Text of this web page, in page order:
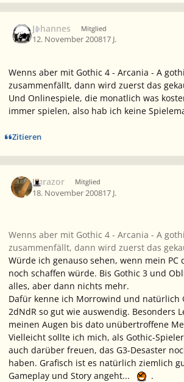
Johannes Mitglied
12. November 200817 J.
Wenns aber mit Gothic 4 - Arcania - A
zusammenfällt, dann wird zuerst das
Und Onlinespiele, die monatlich was
immer spielen, also hab ich keine
Zitieren
Imrazor Mitglied
18. November 200817 J.
Wenns aber mit Gothic 4 - Arcania - A
zusammenfällt, dann wird zuerst das
Würde ich genauso sehen, wenn mein PC
noch schaffen würde. Bis Gothic 3 und
alles, aber dann nichts mehr.
Dafür kenne ich Morrowind und natürlich
2dNdR so gut wie auswendig. Besonders
meinen Augen bis dato unübertroffene
Vielleicht sollte ich mich, als Gothic-
auch darüber freuen, das G3-Desaster
haben. Grafisch ist es natürlich ziemlich
Gameplay und Story angeht...
.